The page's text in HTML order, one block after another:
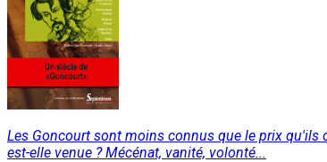
Les Goncourt sont moins connus que le prix qu'ils
est-elle venue ? Mécénat, vanité, volonté...